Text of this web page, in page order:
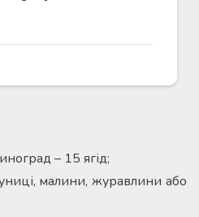
– 15 ягід;
малини, журавлини або